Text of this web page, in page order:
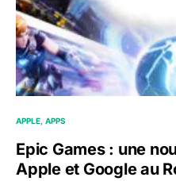
APPLE APPS
Epic Games : une
Apple et Google au